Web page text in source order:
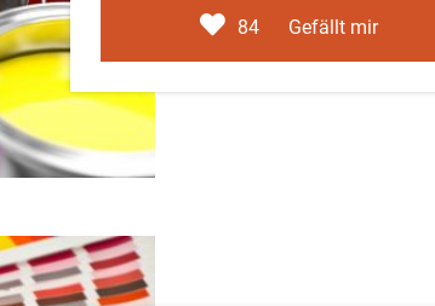
84 Gefällt mir